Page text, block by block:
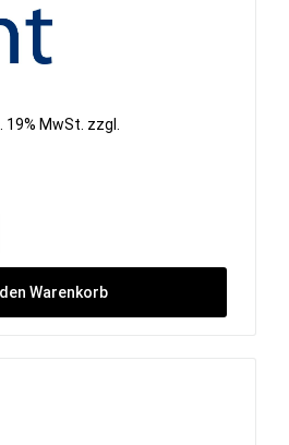
MwSt. zzgl.
den Warenkorb